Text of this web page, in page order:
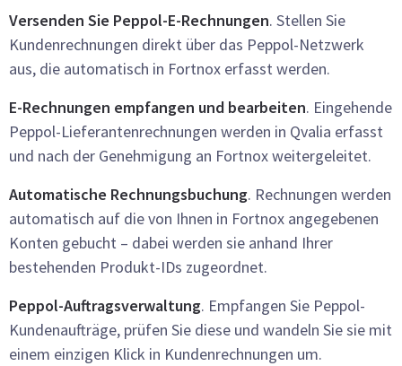
Versenden Sie Peppol-E-Rechnungen. Stellen Sie
Kundenrechnungen direkt über das Peppol-Netzwerk
aus, die automatisch in Fortnox erfasst werden.
E-Rechnungen empfangen und bearbeiten. Eingehende
Peppol-Lieferantenrechnungen werden in Qvalia erfasst
und nach der Genehmigung an Fortnox weitergeleitet.
Automatische Rechnungsbuchung. Rechnungen werden
automatisch auf die von Ihnen in Fortnox angegebenen
Konten gebucht – dabei werden sie anhand Ihrer
bestehenden Produkt-IDs zugeordnet.
Peppol-Auftragsverwaltung. Empfangen Sie Peppol-
Kundenaufträge, prüfen Sie diese und wandeln Sie sie mit
einem einzigen Klick in Kundenrechnungen um.